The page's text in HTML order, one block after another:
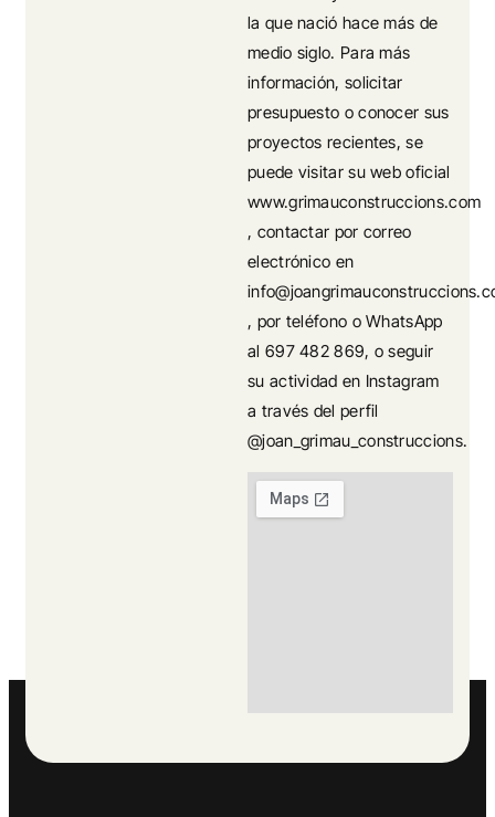
la que nació hace más de
medio siglo. Para más
información, solicitar
presupuesto o conocer sus
proyectos recientes, se
puede visitar su web oficial
www.grimauconstruccions.com
, contactar por correo
electrónico en
, por teléfono o WhatsApp
al 697 482 869, o seguir
su actividad en Instagram
a través del perfil
@joan_grimau_construccions.